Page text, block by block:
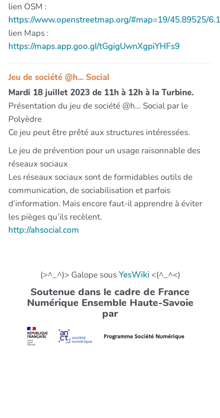
lien OSM :
https://www.openstreetmap.org/#map=19/45.89525/
lien Maps :
https://maps.app.goo.gl/tGgigUwnXgpiYHFs9
Jeu de société @h... Social
Mardi 18 juillet 2023 de 11h à 12h à la Turbine.
Présentation du jeu de société @h... Social par le
Polyèdre
Ce jeu peut être prêté aux structures intéressées.
Le jeu de prévention pour un usage raisonnable des
réseaux sociaux
Les réseaux sociaux sont de formidables outils de
communication, de sociabilisation et parfois
d’information. Mais encore faut-il apprendre à éviter
les pièges qu’ils recèlent.
http://ahsocial.com
(>^_^)> Galope sousYesWiki <(^_^<)
Soutenue dans le cadre de France
Numérique Ensemble Haute-Savoie
par